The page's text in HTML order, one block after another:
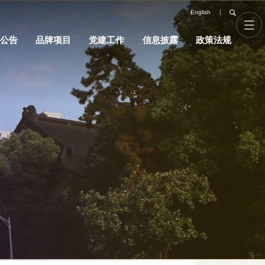
关于我们 新闻公告 品牌项目 党建工作